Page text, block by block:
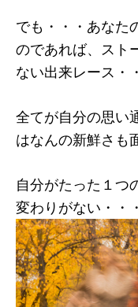
でも・・・あなた
のであれば、スト
ない出来レース・
全てが自分の思い
はなんの新鮮さも
自分がたった１つ
変わりがない・・・